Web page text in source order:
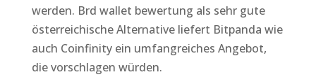
werden. Brd wallet bewertung als sehr gute
österreichische Alternative liefert Bitpanda wie
auch Coinfinity ein umfangreiches Angebot,
die vorschlagen würden.